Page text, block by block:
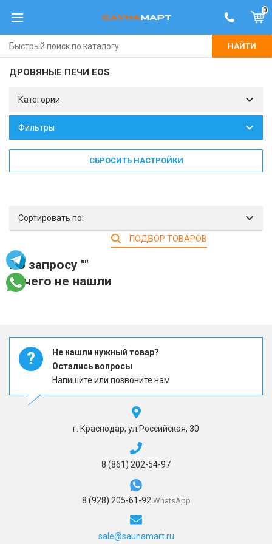
0
НАЙТИ
ДРОВЯНЫЕ ПЕЧИ EOS
Категории
Фильтры
СБРОСИТЬ НАСТРОЙКИ
Сортировать по:
ПОДБОР ТОВАРОВ
По запросу ""
ничего не нашли
?
Не нашли нужный товар?
Остались вопросы
Напишите или позвоните нам
г. Краснодар, ул.Российская, 30
8 (861) 202-54-97
8 (928) 205-61-92 WhatsApp
sale@saunamart.ru